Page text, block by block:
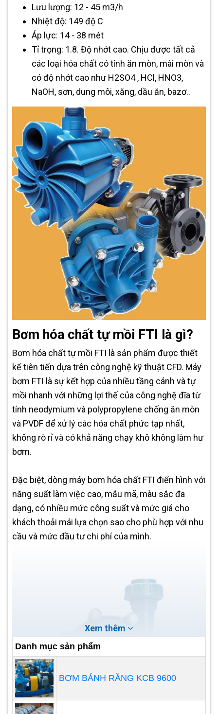
Lưu lượng: 12 - 45 m3/h
Nhiệt độ: 149 độ C
Áp lực: 14 - 38 mét
Tỉ trọng: 1.8. Độ nhớt cao. Chịu được tất cả
các loại hóa chất có tính ăn mòn, mài mòn và
có độ nhớt cao như H2SO4 , HCl, HNO3,
NaOH, sơn, dung môi, xăng, dầu ăn, bazơ..
Bơm hóa chất tự mồi FTI là gì?
Bơm hóa chất tự mồi FTI là sản phẩm được thiết
kế tiên tiến dựa trên công nghệ kỹ thuật CFD. Máy
bơm FTI là sự kết hợp của nhiều tầng cánh và tự
mồi nhanh với những lợi thế của công nghệ đĩa từ
tính neodymium và polypropylene chống ăn mòn
và PVDF để xử lý các hóa chất phức tạp nhất,
không rò rỉ và có khả năng chạy khô không làm hư
bơm.
Đặc biệt, dòng máy bơm hóa chất FTI điển hình với
năng suất làm việc cao, mẫu mã, màu sắc đa
dạng, có nhiều mức công suất và mức giá cho
khách thoải mái lựa chọn sao cho phù hợp với nhu
cầu và mức đầu tư chi phí của mình.
Xem thêm
Danh mục sản phẩm
BƠM BÁNH RĂNG KCB 9600